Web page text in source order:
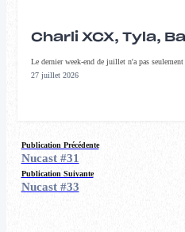
Charli XCX, Tyla,
Le dernier week-end de juillet n'a pas
27 juillet 2026
Publication Précédente
Nucast #31
Publication Suivante
Nucast #33